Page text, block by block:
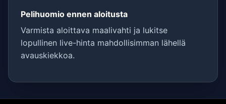
Pelihuomio ennen aloitusta
Varmista aloittava maalivahti ja lukitse
lopullinen live-hinta mahdollisimman lähellä
avauskiekkoa.